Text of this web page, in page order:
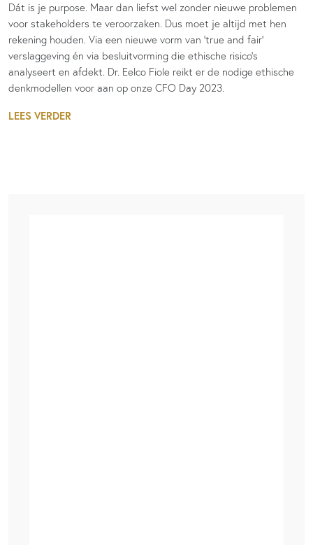
Dát is je purpose. Maar dan liefst wel zonder nieuwe problemen
voor stakeholders te veroorzaken. Dus moet je altijd met hen
rekening houden. Via een nieuwe vorm van 'true and fair'
verslaggeving én via besluitvorming die ethische risico’s
analyseert en afdekt. Dr. Eelco Fiole reikt er de nodige ethische
denkmodellen voor aan op onze CFO Day 2023.
LEES VERDER